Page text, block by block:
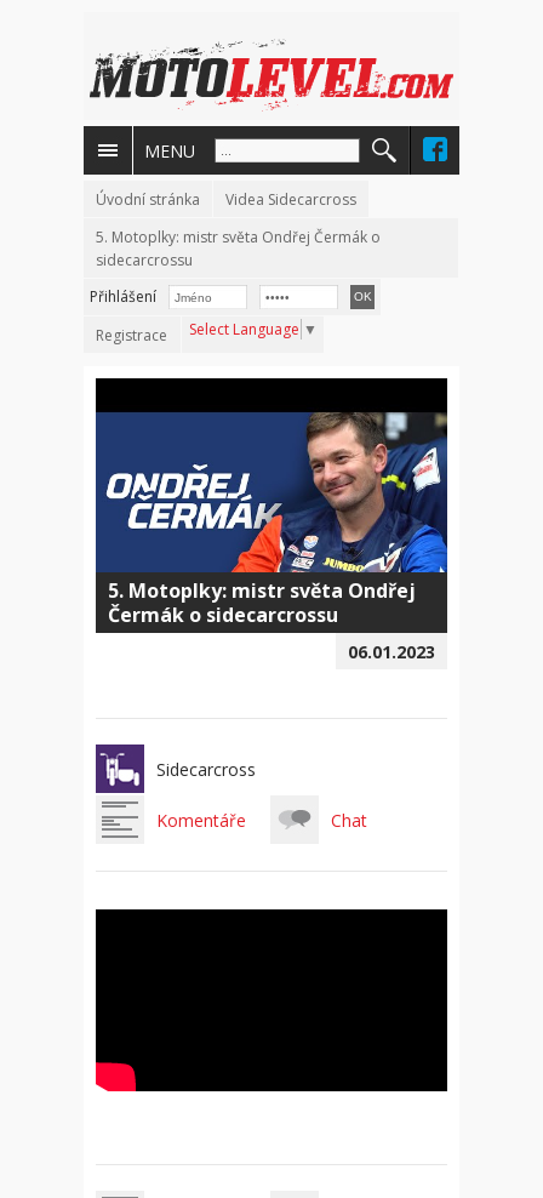
MENU
Úvodní stránka
Videa Sidecarcross
5. Motoplky: mistr světa Ondřej Čermák o
sidecarcrossu
Přihlášení
Registrace
Select Language ▼
5. Motoplky: mistr světa Ondřej
Čermák o sidecarcrossu
06.01.2023
Sidecarcross
Komentáře Chat